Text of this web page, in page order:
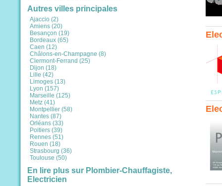
Autres villes principales
Ajaccio (2)
Amiens (20)
Besançon (19)
Bordeaux (65)
Caen (12)
Châlons-en-Champagne (8)
Clermont-Ferrand (25)
Dijon (18)
Lille (42)
Limoges (13)
Lyon (157)
Marseille (125)
Metz (41)
Montpellier (58)
Nantes (87)
Orléans (33)
Poitiers (39)
Rennes (51)
Rouen (18)
Strasbourg (36)
Toulouse (50)
En lire plus sur Plombier-Chauffagiste,
Electricien